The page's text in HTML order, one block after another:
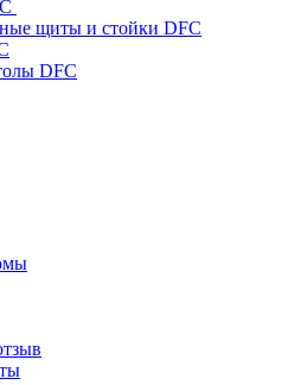
щиты и стойки DFC
DFC